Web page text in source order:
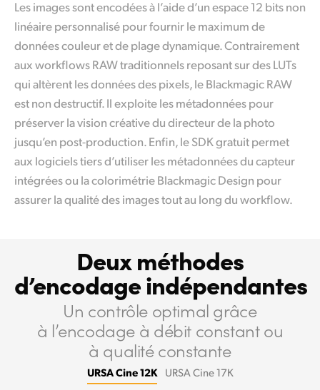
Les images sont encodées à l’aide d’un espace 12 bits non
linéaire personnalisé pour fournir le maximum de
données couleur et de plage dynamique. Contrairement
aux workflows RAW traditionnels reposant sur des LUTs
qui altèrent les données des pixels, le Blackmagic RAW
est non destructif. Il exploite les métadonnées pour
préserver la vision créative du directeur de la photo
jusqu’en post-production. Enfin, le SDK gratuit permet
aux logiciels tiers d’utiliser les métadonnées du capteur
intégrées ou la colorimétrie Blackmagic Design pour
assurer la qualité des images tout au long du workflow.
Deux méthodes
d’encodage indépendantes
Un contrôle optimal grâce
à l’encodage à débit constant ou
à qualité constante
URSA Cine 12K URSA Cine 17K